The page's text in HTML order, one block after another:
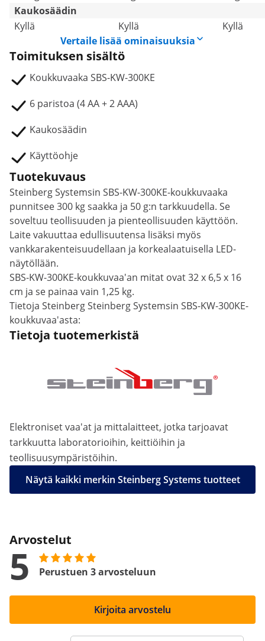
Kaukosäädin
Kyllä
Kyllä
Kyllä
Vertaile lisää ominaisuuksia
Toimituksen sisältö
Koukkuvaaka SBS-KW-300KE
6 paristoa (4 AA + 2 AAA)
Kaukosäädin
Käyttöohje
Tuotekuvaus
Steinberg Systemsin SBS-KW-300KE-koukkuvaaka
punnitsee 300 kg saakka ja 50 g:n tarkkuudella. Se
soveltuu teollisuuden ja pienteollisuuden käyttöön.
Laite vakuuttaa edullisuutensa lisäksi myös
vankkarakenteisuudellaan ja korkealaatuisella LED-
näytöllään.
SBS-KW-300KE-koukkuvaa'an mitat ovat 32 x 6,5 x 16
cm ja se painaa vain 1,25 kg.
Tietoja Steinberg Steinberg Systemsin SBS-KW-300KE-
koukkuvaa'asta:
Tietoja tuotemerkistä
Elektroniset vaa'at ja mittalaitteet, jotka tarjoavat
tarkkuutta laboratorioihin, keittiöihin ja
teollisuusympäristöihin.
Näytä kaikki merkin Steinberg Systems tuotteet
Arvostelut
5 Perustuen 3 arvosteluun
Kirjoita arvostelu